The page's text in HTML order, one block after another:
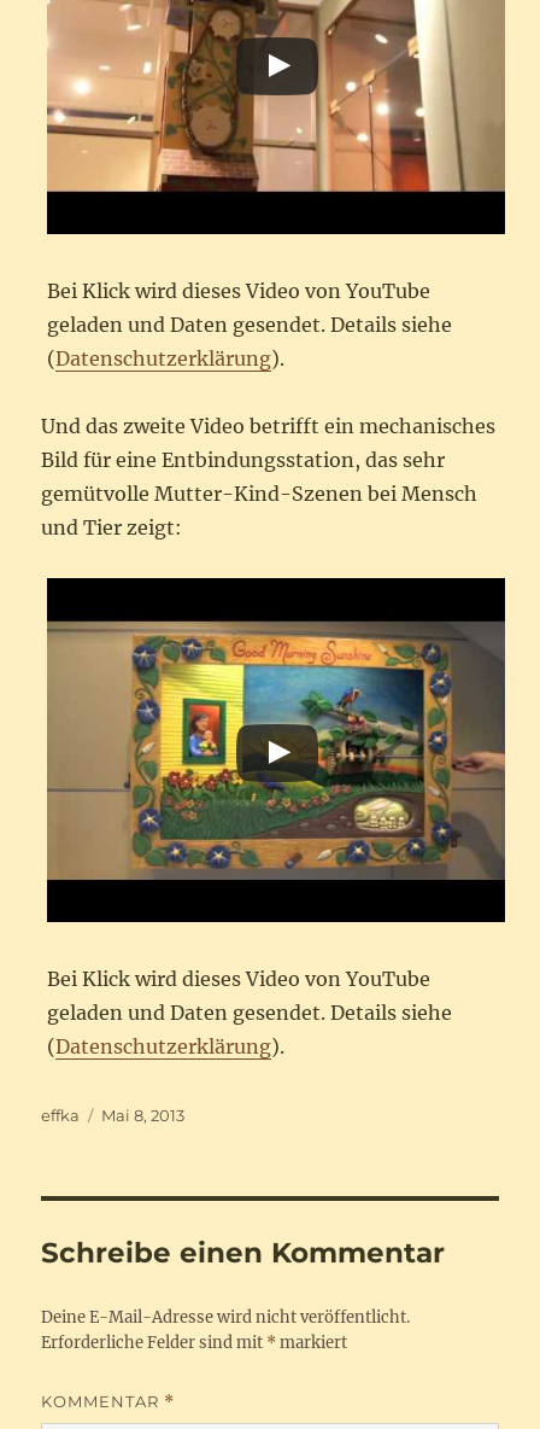
Bei Klick wird dieses Video von YouTube
geladen und Daten gesendet. Details siehe
(Datenschutzerklärung).
Und das zweite Video betrifft ein mechanisches
Bild für eine Entbindungsstation, das sehr
gemütvolle Mutter-Kind-Szenen bei Mensch
und Tier zeigt:
Bei Klick wird dieses Video von YouTube
geladen und Daten gesendet. Details siehe
(Datenschutzerklärung).
Autor
effka
Veröffentlicht
Mai 8, 2013
Schreibe einen Kommentar
Deine E-Mail-Adresse wird nicht veröffentlicht.
Erforderliche Felder sind mit * markiert
KOMMENTAR *